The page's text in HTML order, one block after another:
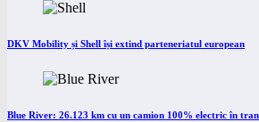
DKV Mobility și Shell își extind parteneriatul european
Blue River: 26.123 km cu un camion 100% electric în